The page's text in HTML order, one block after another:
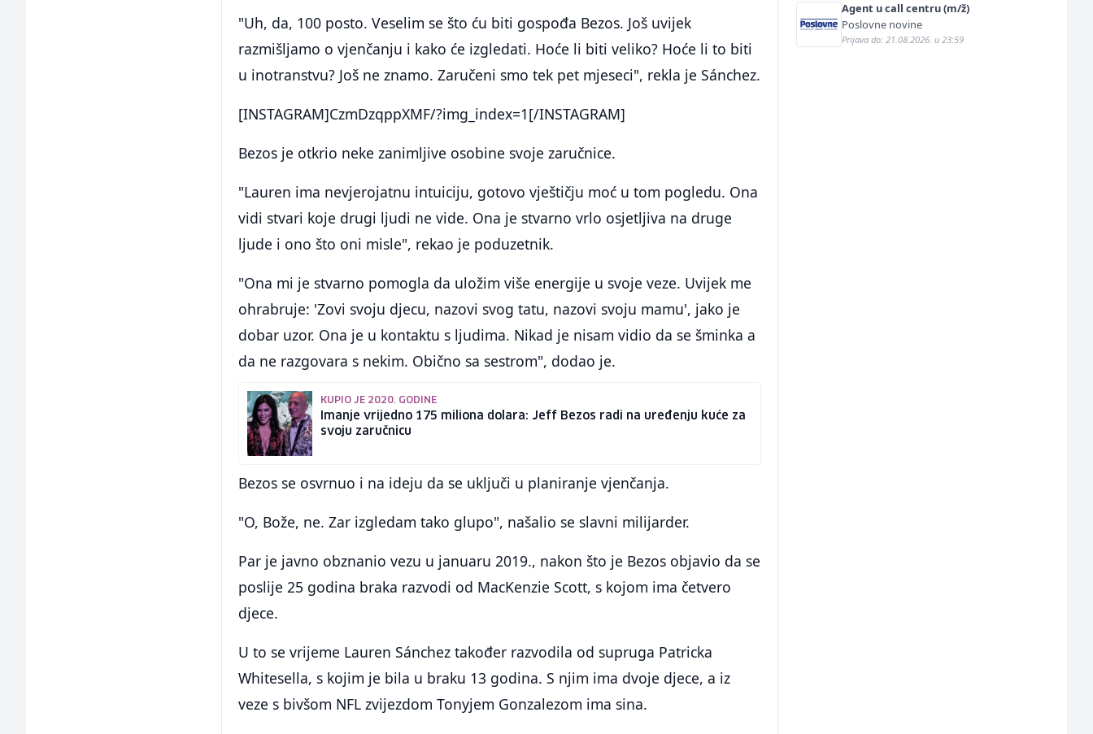
"Uh, da, 100 posto. Veselim se što ću biti gospođa Bezos. Još uvijek
razmišljamo o vjenčanju i kako će izgledati. Hoće li biti veliko? Hoće li to biti
u inotranstvu? Još ne znamo. Zaručeni smo tek pet mjeseci", rekla je Sánchez.
[INSTAGRAM]CzmDzqppXMF/?img_index=1[/INSTAGRAM]
Bezos je otkrio neke zanimljive osobine svoje zaručnice.
"Lauren ima nevjerojatnu intuiciju, gotovo vještičju moć u tom pogledu. Ona
vidi stvari koje drugi ljudi ne vide. Ona je stvarno vrlo osjetljiva na druge
ljude i ono što oni misle", rekao je poduzetnik.
"Ona mi je stvarno pomogla da uložim više energije u svoje veze. Uvijek me
ohrabruje: 'Zovi svoju djecu, nazovi svog tatu, nazovi svoju mamu', jako je
dobar uzor. Ona je u kontaktu s ljudima. Nikad je nisam vidio da se šminka a
da ne razgovara s nekim. Obično sa sestrom", dodao je.
KUPIO JE 2020. GODINE
Imanje vrijedno 175 miliona dolara: Jeff Bezos radi na uređenju kuće za
svoju zaručnicu
Bezos se osvrnuo i na ideju da se uključi u planiranje vjenčanja.
"O, Bože, ne. Zar izgledam tako glupo", našalio se slavni milijarder.
Par je javno obznanio vezu u januaru 2019., nakon što je Bezos objavio da se
poslije 25 godina braka razvodi od MacKenzie Scott, s kojom ima četvero
djece.
U to se vrijeme Lauren Sánchez također razvodila od supruga Patricka
Whitesella, s kojim je bila u braku 13 godina. S njim ima dvoje djece, a iz
veze s bivšom NFL zvijezdom Tonyjem Gonzalezom ima sina.
Agent u call centru (m/ž)
Poslovne novine
Prijava do: 21.08.2026. u 23:59